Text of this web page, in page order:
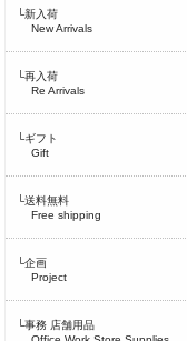
└新入荷
New Arrivals
└再入荷
Re Arrivals
└ギフト
Gift
└送料無料
Free shipping
└企画
Project
└事務 店舗用品